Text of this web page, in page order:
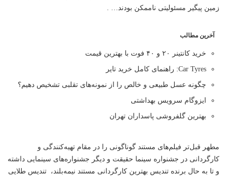
زمین پیگیر مسئولیتی ناممکن بودند… .
آخرین مطالب
خرید کانتینر ۲۰ و ۴۰ فوت با بهترین قیمت
Car Tyres: راهنمای کامل خرید تایر
چگونه عسل طبیعی و خالص را از نمونه‌های تقلبی تشخیص دهیم؟
ایزوگام سرویس بهداشتی
بهترین گلفروشی پاسداران تهران
مطهر قبل‌تر فیلم‌های مستند گوناگونی را در مقام تهیه‌کنندگی و
کارگردانی در جشنواره سینما حقیقت و دیگر جشنواره‌های سینمایی داشته
و تا به حال برنده تندیس بهترین کارگردانی مستند نیمه‌بلند، تندیس طلایی